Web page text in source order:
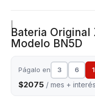
Bateria Original
Modelo BN5D
Págalo en 3 6
$2075 / mes + interés